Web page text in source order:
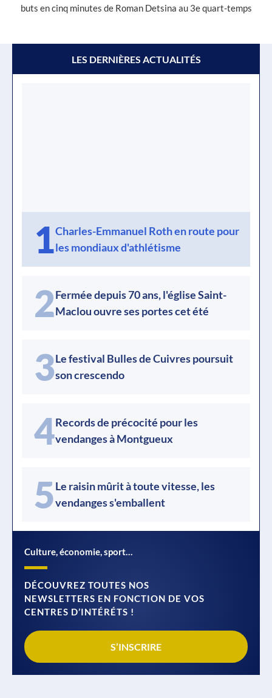
buts en cinq minutes de Roman Detsina au 3e quart-temps
LES DERNIÈRES ACTUALITÉS
1Charles-Emmanuel Roth en route pour
les mondiaux d'athlétisme
2Fermée depuis 70 ans, l'église Saint-
Maclou ouvre ses portes cet été
3Le festival Bulles de Cuivres poursuit
son crescendo
4Records de précocité pour les
vendanges à Montgueux
5Le raisin mûrit à toute vitesse, les
vendanges s'emballent
Culture, économie, sport…
DÉCOUVREZ TOUTES NOS
NEWSLETTERS EN FONCTION DE VOS
CENTRES D’INTÉRÉTS !
S’INSCRIRE